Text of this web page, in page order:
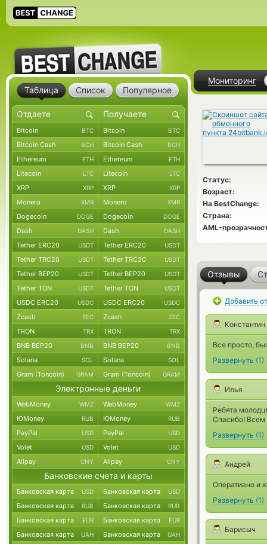
Мониторинг
Статус:
Возраст:
На BestChange:
Страна:
AML-
Отзывы
Добавить
Константин
Все просто,
Развернуть (1)
Илья
Ребята
Спасибо!
Развернуть (1)
Андрей
Оперативно и
Развернуть (1)
Барисыч
Таблица Список Популярное
Bitcoin BTC Bitcoin BTC
Bitcoin Cash BCH Bitcoin Cash BCH
Ethereum ETH Ethereum ETH
Litecoin LTC Litecoin LTC
XRP XRP XRP XRP
Monero XMR Monero XMR
Dogecoin DOGE Dogecoin DOGE
Dash DASH Dash DASH
Tether ERC20 USDT Tether ERC20 USDT
Tether TRC20 USDT Tether TRC20 USDT
Tether BEP20 USDT Tether BEP20 USDT
Tether TON USDT Tether TON USDT
USDC ERC20 USDC USDC ERC20 USDC
Zcash ZEC Zcash ZEC
TRON TRX TRON TRX
BNB BEP20 BNB BNB BEP20 BNB
Solana SOL Solana SOL
Gram (Toncoin) GRAM Gram (Toncoin) GRAM
Электронные деньги
WebMoney WMZ WebMoney WMZ
ЮMoney RUB ЮMoney RUB
PayPal USD PayPal USD
Volet USD Volet USD
Alipay CNY Alipay CNY
Банковские счета и карты
Банковская карта USD Банковская карта USD
Банковская карта RUB Банковская карта RUB
Банковская карта EUR Банковская карта EUR
Банковская карта UAH Банковская карта UAH